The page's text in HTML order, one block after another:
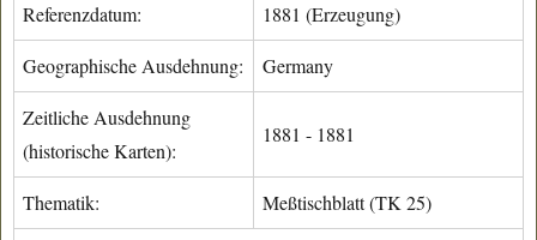
Referenzdatum: 1881 (Erzeugung)
Geographische Ausdehnung: Germany
Zeitliche Ausdehnung
(historische Karten):
1881 - 1881
Thematik: Meßtischblatt (TK 25)